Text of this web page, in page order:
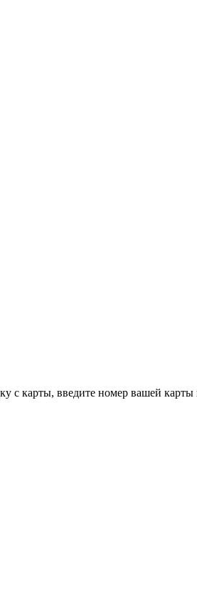
с карты, введите номер вашей карты